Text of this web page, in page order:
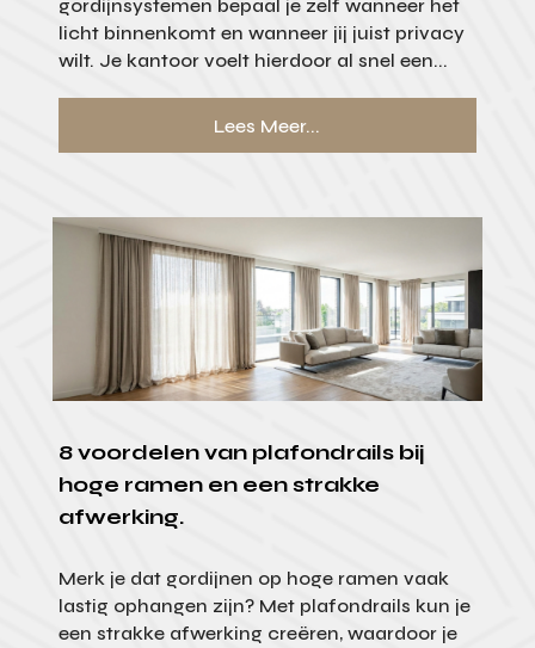
gordijnsystemen bepaal je zelf wanneer het
licht binnenkomt en wanneer jij juist privacy
wilt. Je kantoor voelt hierdoor al snel een...
Lees Meer...
8 voordelen van plafondrails bij
hoge ramen en een strakke
afwerking.
Merk je dat gordijnen op hoge ramen vaak
lastig ophangen zijn? Met plafondrails kun je
een strakke afwerking creëren, waardoor je